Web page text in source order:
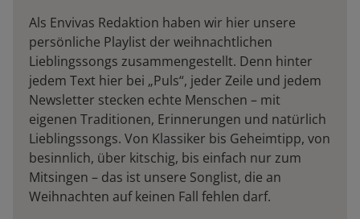
Als Envivas Redaktion haben wir hier unsere
persönliche Playlist der weihnachtlichen
Lieblingssongs zusammengestellt. Denn hinter
jedem Text hier bei „Puls“, jeder Zeile und jedem
Newsletter stecken echte Menschen – mit
eigenen Traditionen, Erinnerungen und natürlich
Lieblingssongs. Von Klassiker bis Geheimtipp, von
besinnlich, über kitschig, bis einfach nur zum
Mitsingen – das ist unsere Songlist, die an
Weihnachten auf keinen Fall fehlen darf.